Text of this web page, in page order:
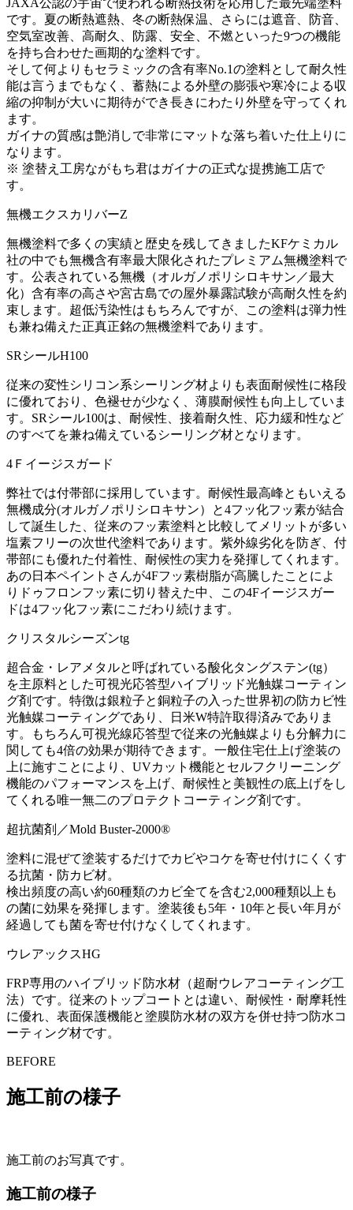
JAXA公認の宇宙で使われる断熱技術を応用した最先端塗料
です。夏の断熱遮熱、冬の断熱保温、さらには遮音、防音、
空気室改善、高耐久、防露、安全、不燃といった9つの機能
を持ち合わせた画期的な塗料です。
そして何よりもセラミックの含有率No.1の塗料として耐久性
能は言うまでもなく、蓄熱による外壁の膨張や寒冷による収
縮の抑制が大いに期待ができ長きにわたり外壁を守ってくれ
ます。
ガイナの質感は艶消しで非常にマットな落ち着いた仕上りに
なります。
※ 塗替え工房ながもち君はガイナの正式な提携施工店で
す。
無機エクスカリバーZ
無機塗料で多くの実績と歴史を残してきましたKFケミカル
社の中でも無機含有率最大限化されたプレミアム無機塗料で
す。公表されている無機（オルガノポリシロキサン／最大
化）含有率の高さや宮古島での屋外暴露試験が高耐久性を約
束します。超低汚染性はもちろんですが、この塗料は弾力性
も兼ね備えた正真正銘の無機塗料であります。
SRシールH100
従来の変性シリコン系シーリング材よりも表面耐候性に格段
に優れており、色褪せが少なく、薄膜耐候性も向上していま
す。SRシール100は、耐候性、接着耐久性、応力緩和性など
のすべてを兼ね備えているシーリング材となります。
4Ｆイージスガード
弊社では付帯部に採用しています。耐候性最高峰ともいえる
無機成分(オルガノポリシロキサン）と4フッ化フッ素が結合
して誕生した、従来のフッ素塗料と比較してメリットが多い
塩素フリーの次世代塗料であります。紫外線劣化を防ぎ、付
帯部にも優れた付着性、耐候性の実力を発揮してくれます。
あの日本ペイントさんが4Fフッ素樹脂が高騰したことによ
りドゥフロンフッ素に切り替えた中、この4Fイージスガー
ドは4フッ化フッ素にこだわり続けます。
クリスタルシーズンtg
超合金・レアメタルと呼ばれている酸化タングステン(tg）
を主原料とした可視光応答型ハイブリッド光触媒コーティン
グ剤です。特徴は銀粒子と銅粒子の入った世界初の防カビ性
光触媒コーティングであり、日米W特許取得済みでありま
す。もちろん可視光線応答型で従来の光触媒よりも分解力に
関しても4倍の効果が期待できます。一般住宅仕上げ塗装の
上に施すことにより、UVカット機能とセルフクリーニング
機能のパフォーマンスを上げ、耐候性と美観性の底上げをし
てくれる唯一無二のプロテクトコーティング剤です。
超抗菌剤／Mold Buster-2000®
塗料に混ぜて塗装するだけでカビやコケを寄せ付けにくくす
る抗菌・防カビ材。
検出頻度の高い約60種類のカビ全てを含む2,000種類以上も
の菌に効果を発揮します。塗装後も5年・10年と長い年月が
経過しても菌を寄せ付けなくしてくれます。
ウレアックスHG
FRP専用のハイブリッド防水材（超耐ウレアコーティング工
法）です。従来のトップコートとは違い、耐候性・耐摩耗性
に優れ、表面保護機能と塗膜防水材の双方を併せ持つ防水コ
ーティング材です。
BEFORE
施工前の様子
施工前のお写真です。
施工前の様子